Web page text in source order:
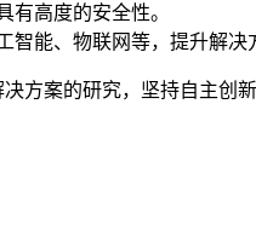
有高度的安全性。
能、物联网等，提升解决
方案的研究，坚持自主